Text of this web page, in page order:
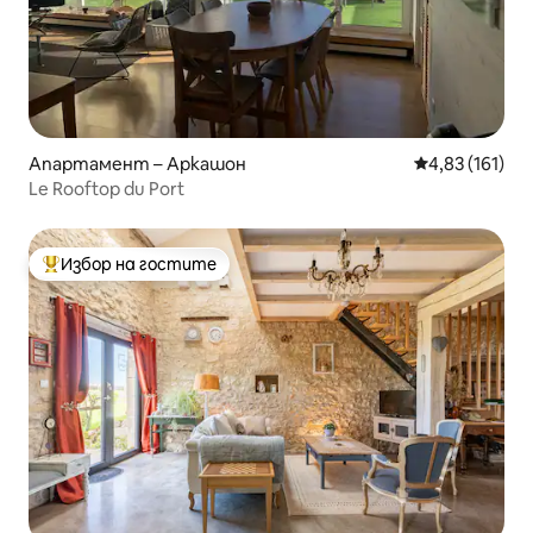
Апартамент – Аркашон Средна
4,83 (161)
Le Rooftop du Port
Най-популярен избор на гостите
Избор на гостите